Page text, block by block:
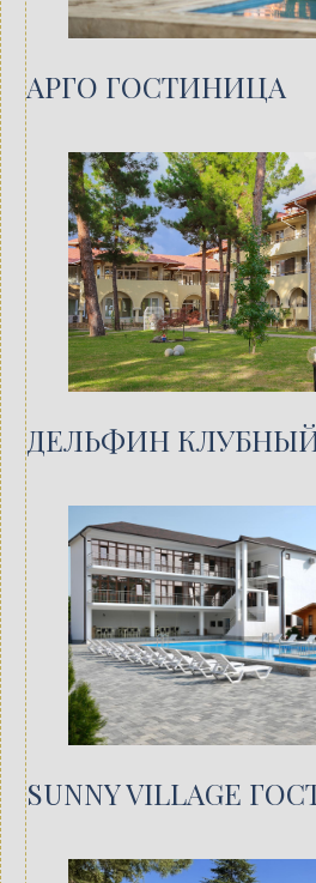
АРГО ГОСТИНИЦА
ДЕЛЬФИН
SUNNY VILLAGE